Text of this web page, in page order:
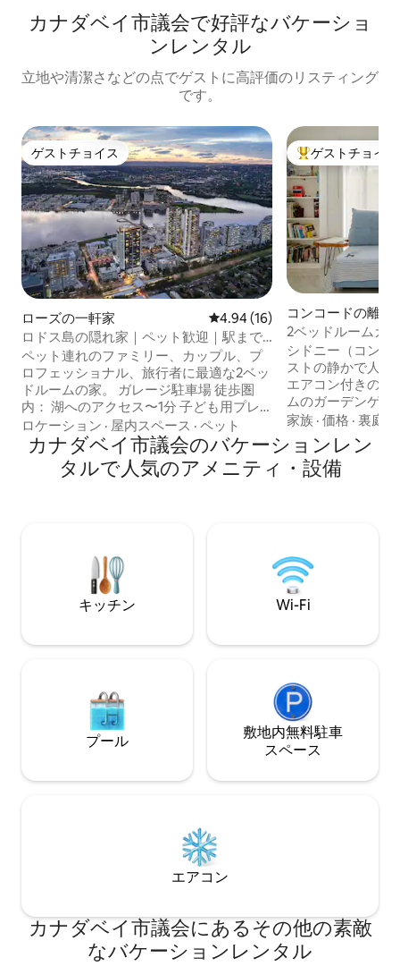
カナダベイ市議会で好評なバケーショ
ンレンタル
立地や清潔さなどの点でゲストに高評価のリスティング
です。
ゲストチョイス
ゲストチョイス
ローズの一軒家 レビュー16件、5つ星中4.94つ
4.94 (16)
ロドス島の隠れ家｜ペット歓迎｜駅まで
徒歩
ペット連れのファミリー、カップル、プ
ロフェッショナル、旅行者に最適な2ベッ
ドルームの家。 ガレージ駐車場 徒歩圏
内： 湖へのアクセス〜1分 子ども用プレ
イグラウンドまで約5分 ココダトラック＆
オフリースパークまで最大5分 鉄道駅まで
約10分 バス停まで1 ～2分 車で行ける距
離： ローズセントラルまで約5分 主要な
乾燥機、食器洗い機、コーヒーマシンな
どがすべて備わっています
ロケーション · 屋内スペース · ペット
大好評のゲスト
ゲストチョイス
コンコードの離れ
2ベッドルームガ
ンナーウェスト・
シドニー（コンコ
ストの静かで人里
エアコン付きの居
ムのガーデンゲストハ
広々とした宿泊施
具が備わっています。 シドニー
10km。 シドニー・オリンピック公園まで
車で10分。 大き
ィールドの人気レ
徒歩15分です。
ります。
家族 ·価格 ·裏庭
カナダベイ市議会のバケーションレン
タルで人気のアメニティ・設備
キッチン Wi-Fi
プール
敷地内無料駐⁠車
ス⁠ペ⁠ー⁠ス
エアコン
カナダベイ市議会にあるその他の素敵
なバケーションレンタル